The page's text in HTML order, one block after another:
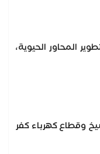
المحاور الحيوية،
وقطاع كهرباء كفر